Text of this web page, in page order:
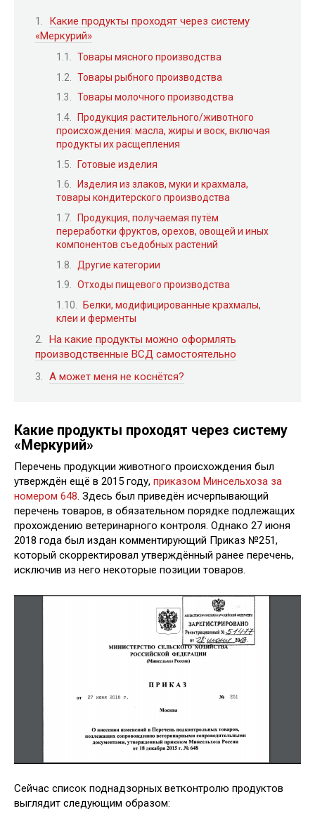
Какие продукты проходят через систему
«Меркурий»
Товары мясного производства
Товары рыбного производства
Товары молочного производства
Продукция растительного/животного
происхождения: масла, жиры и воск, включая
продукты их расщепления
Готовые изделия
Изделия из злаков, муки и крахмала,
товары кондитерского производства
Продукция, получаемая путём
переработки фруктов, орехов, овощей и иных
компонентов съедобных растений
Другие категории
Отходы пищевого производства
Белки, модифицированные крахмалы,
клеи и ферменты
На какие продукты можно оформлять
производственные ВСД самостоятельно
А может меня не коснётся?
Какие продукты проходят через систему
«Меркурий»
Перечень продукции животного происхождения был
утверждён ещё в 2015 году, приказом Минсельхоза за
номером 648. Здесь был приведён исчерпывающий
перечень товаров, в обязательном порядке подлежащих
прохождению ветеринарного контроля. Однако 27 июня
2018 года был издан комментирующий Приказ №251,
который скорректировал утверждённый ранее перечень,
исключив из него некоторые позиции товаров.
Сейчас список поднадзорных ветконтролю продуктов
выглядит следующим образом: